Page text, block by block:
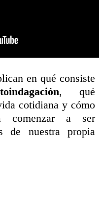
en qué consiste
, qué
cotidiana y cómo
comenzar a ser
de nuestra propia